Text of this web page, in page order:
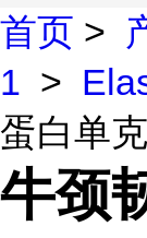
首页 >
1 >
蛋白单
牛颈